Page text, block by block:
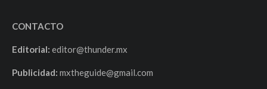
CONTACTO
Editorial: editor@thunder.mx
Publicidad: mxtheguide@gmail.com